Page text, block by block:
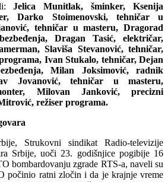
Jelica Munitlak, šminker, Ksenija
Darko Stoimenovski, tehničar u
tehničar u masteru, Dragorad
Dragan Tasić, električar,
Slaviša Stevanović, tehničar,
Ivan Stukalo, tehničar, Dejan
Milan Joksimović, radnik
Jovanović, tehničar u masteru,
Milovan Janković, precizni
režiser programa.
Strukovni sindikat Radio-televizije
Srbije, uoči 23. godišnjice pogibije 16
bombardovanju zgrade RTS-a, naveli su
počinio ratni zločin i da je krajnje vreme